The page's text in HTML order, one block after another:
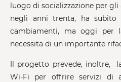
luogo di socializzazione per
negli anni trenta, ha subito
cambiamenti, ma oggi per
necessita di un importante
Il progetto prevede, inoltre,
Wi-Fi per offrire servizi di